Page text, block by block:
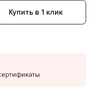
Купить в 1 клик